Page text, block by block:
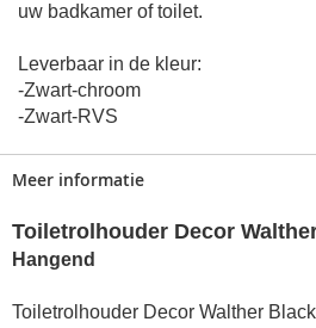
uw badkamer of toilet.
Leverbaar in de kleur:
-Zwart-chroom
-Zwart-RVS
Meer informatie
Toiletrolhouder Decor
Hangend
Toiletrolhouder Decor Walther